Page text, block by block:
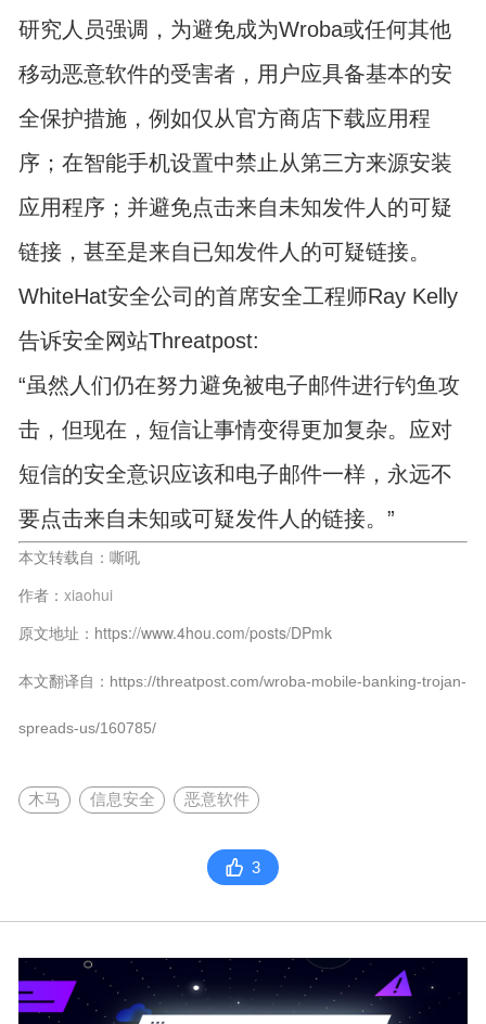
研究人员强调，为避免成为Wroba或任何其他
移动恶意软件的受害者，用户应具备基本的安
全保护措施，例如仅从官方商店下载应用程
序；在智能手机设置中禁止从第三方来源安装
应用程序；并避免点击来自未知发件人的可疑
链接，甚至是来自已知发件人的可疑链接。
WhiteHat安全公司的首席安全工程师Ray Kelly
告诉安全网站Threatpost:
“虽然人们仍在努力避免被电子邮件进行钓鱼攻
击，但现在，短信让事情变得更加复杂。应对
短信的安全意识应该和电子邮件一样，永远不
要点击来自未知或可疑发件人的链接。”
本文转载自： 嘶吼
作者： xiaohui
原文地址：https://www.4hou.com/posts/DPmk
本文翻译自：https://threatpost.com/wroba-mobile-banking-trojan-
spreads-us/160785/
木马 信息安全 恶意软件
3